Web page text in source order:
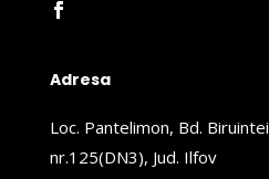
Adresa
Loc. Pantelimon, Bd. Biruintei
nr.125(DN3), Jud. Ilfov